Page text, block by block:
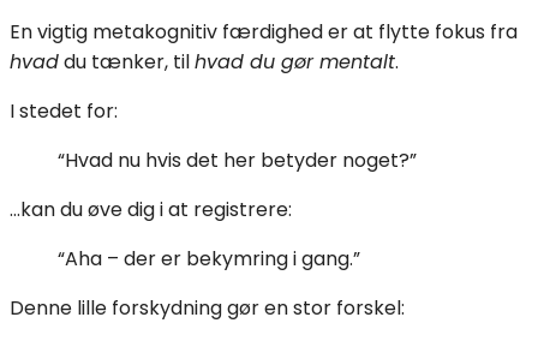
En vigtig metakognitiv færdighed er at flytte fokus fra
hvaddu tænker, tilhvad du gør mentalt.
I stedet for:
“Hvad nu hvis det her betyder noget?”
…kan du øve dig i at registrere:
“Aha – der er bekymring i gang.”
Denne lille forskydning gør en stor forskel: